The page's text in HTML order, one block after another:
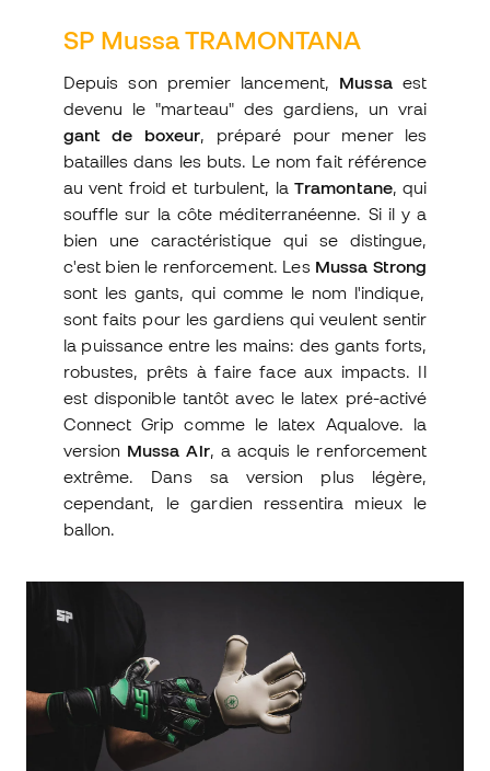
SP Mussa TRAMONTANA
Depuis son premier lancement, Mussaest
devenu le "marteau" des gardiens, un vrai
gant de boxeur, préparé pour mener les
batailles dans les buts. Le nom fait référence
au vent froid et turbulent, laTramontane, qui
souffle sur la côte méditerranéenne. Si il y a
bien une caractéristique qui se distingue,
c'est bien le renforcement. Les Mussa Strong
sont les gants, qui comme le nom l'indique,
sont faits pour les gardiens qui veulent sentir
la puissance entre les mains: des gants forts,
robustes, prêts à faire face aux impacts. Il
est disponible tantôt avec le latex pré-activé
Connect Grip comme le latex Aqualove. la
version Mussa Air, a acquis le renforcement
extrême. Dans sa version plus légère,
cependant, le gardien ressentira mieux le
ballon.